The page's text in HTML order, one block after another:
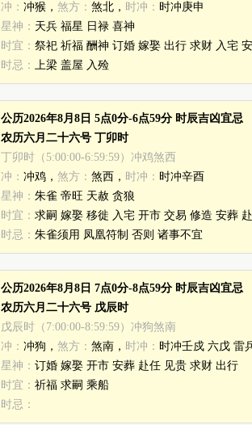
冲： 冲猴， 煞方： 煞北， 时冲： 时冲庚申
星神： 天兵 福星 日禄 喜神
时宜： 祭祀 祈福 酬神 订婚 嫁娶 出行 求财 入宅
时忌： 上梁 盖屋 入殓
公历2026年8月8日 5点0分-6点59分 时辰吉凶宜忌
农历六月二十六号 丁卯时
丁卯时（5:00:00-6:59:59）冲鸡煞西
冲： 冲鸡， 煞方： 煞西， 时冲： 时冲辛酉
星神： 朱雀 帝旺 天赦 贪狼
时宜： 求嗣 嫁娶 移徙 入宅 开市 交易 修造 安葬
时忌： 朱雀须用 凤凰符制 否则 诸事不宜
公历2026年8月8日 7点0分-8点59分 时辰吉凶宜忌
农历六月二十六号 戊辰时
戊辰时（7:00:00-8:59:59）冲狗煞南
冲： 冲狗， 煞方： 煞南， 时冲： 时冲壬戍 六戊 雷
星神： 订婚 嫁娶 开市 安葬 赴任 见贵 求财 出行
时宜： 祈福 求嗣 乘船
时忌：